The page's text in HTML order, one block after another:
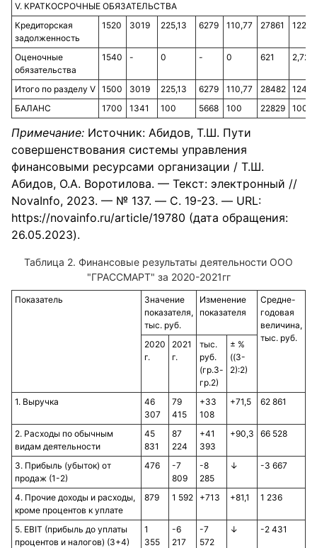
V. КРАТКОСРОЧНЫЕ ОБЯЗАТЕЛЬСТВА
Кредиторская
задолженность
1520 3019 225,13 6279 110,77 27861
Оценочные
обязательства
1540 - 0 - 0 621 2,72
Итого по разделу V 1500 3019 225,13 6279 110,77 28482
БАЛАНС
1700 1341 100 5668 100 22829 100
Примечание: Источник: Абидов, Т.Ш. Пути
совершенствования системы управления
финансовыми ресурсами организации / Т.Ш.
Абидов, О.А. Воротилова. — Текст: электронный //
NovaInfo, 2023. — № 137. — С. 19-23. — URL:
https://novainfo.ru/article/19780 (дата обращения:
26.05.2023).
Таблица 2. Финансовые результаты деятельности ООО
"ГРАССМАРТ" за 2020-2021гг
Показатель
Значение
показателя,
тыс. руб.
Изменение
показателя
Средне-
годовая
величина,
тыс. руб.
2020
г.
2021
г.
тыс.
руб.
(гр.3-
гр.2)
± %
((3-
2):2)
1. Выручка
46
307
79
415
+33
108
+71,5 62 861
2. Расходы по обычным
видам деятельности
45
831
87
224
+41
393
+90,3 66 528
3. Прибыль (убыток) от
продаж (1-2)
476
-7
809
-8
285
↓ -3 667
4. Прочие доходы и расходы,
кроме процентов к уплате
879 1 592 +713 +81,1 1 236
5. EBIT (прибыль до уплаты
процентов и налогов) (3+4)
1
355
-6
217
-7
572
↓ -2 431